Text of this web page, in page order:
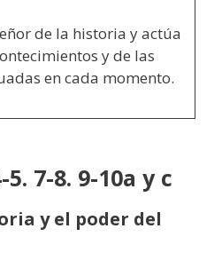
de la historia y actúa
y de las
en cada momento.
5. 7-8. 9-10a y c
y el poder del